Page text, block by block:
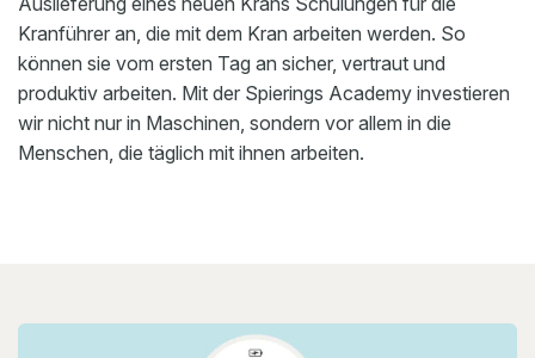
Kranführer an, die mit dem Kran arbeiten werden. So
können sie vom ersten Tag an sicher, vertraut und
produktiv arbeiten. Mit der Spierings Academy investieren
wir nicht nur in Maschinen, sondern vor allem in die
Menschen, die täglich mit ihnen arbeiten.